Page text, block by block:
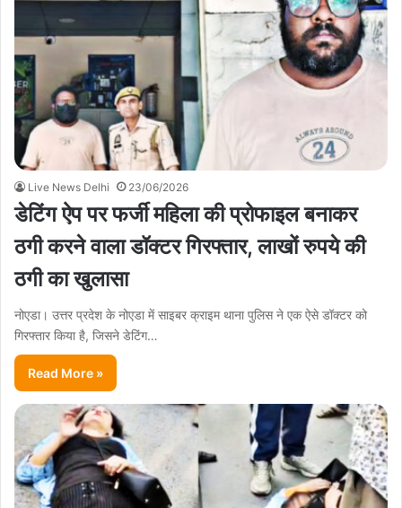
Live News Delhi 23/06/2026
डेटिंग ऐप पर फर्जी महिला की प्रोफाइल बनाकर
ठगी करने वाला डॉक्टर गिरफ्तार, लाखों रुपये की
ठगी का खुलासा
नोएडा। उत्तर प्रदेश के नोएडा में साइबर क्राइम थाना पुलिस ने एक ऐसे डॉक्टर को
गिरफ्तार किया है, जिसने डेटिंग…
Read More »